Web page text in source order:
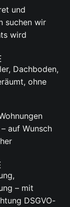
und
suchen wir
wird
Dachboden,
ohne
auf Wunsch
– mit
DSGVO-